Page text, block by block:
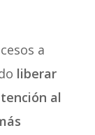
a
liberar
al